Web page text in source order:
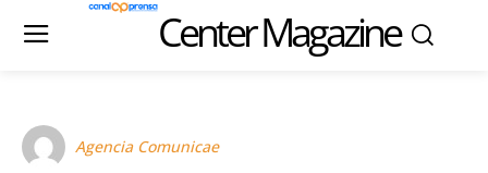
Center Magazine
Agencia Comunicae